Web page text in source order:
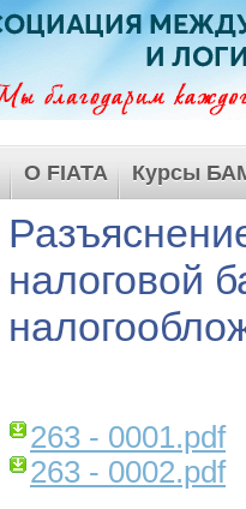
О FIATA Курсы
налоговой
263 - 0001.pdf
263 - 0002.pdf